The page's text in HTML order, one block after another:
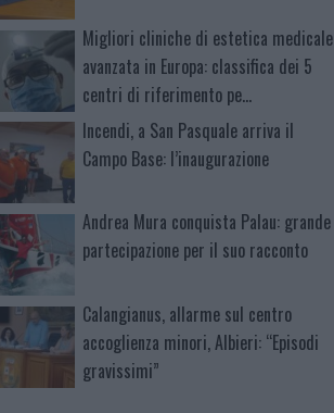
Migliori cliniche di estetica medicale
avanzata in Europa: classifica dei 5
centri di riferimento pe…
Incendi, a San Pasquale arriva il
Campo Base: l’inaugurazione
Andrea Mura conquista Palau: grande
partecipazione per il suo racconto
Calangianus, allarme sul centro
accoglienza minori, Albieri: “Episodi
gravissimi”